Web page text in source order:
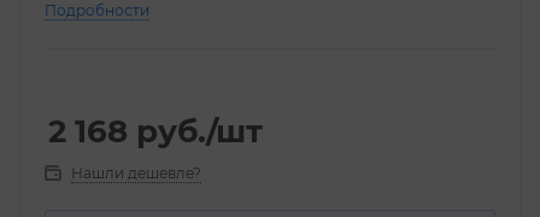
Подробности
2 168 руб./шт
Нашли дешевле?